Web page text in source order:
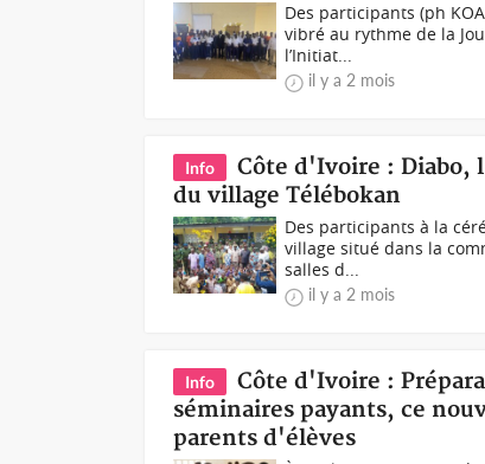
Des participants (ph
vibré au rythme de la
l’Initiat...
il y a 2 mois
Info
Côte d'Ivoire : Diabo,
du village Télébokan
Des participants à la
village situé dans la
salles d...
il y a 2 mois
Info
Côte d'Ivoire :
séminaires payants, ce
parents d'élèves